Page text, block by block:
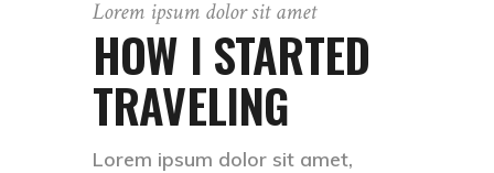
Lorem ipsum dolor sit amet
HOW I STARTED
TRAVELING
Lorem ipsum dolor sit amet,